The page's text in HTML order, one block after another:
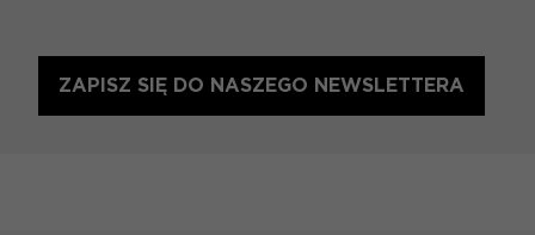
ZAPISZ SIĘ DO NASZEGO NEWSLETTERA